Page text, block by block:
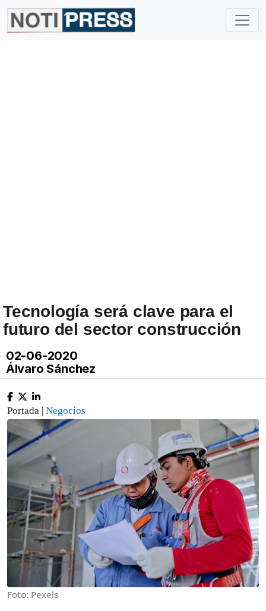
Tecnología será clave para el
futuro del sector construcción
02-06-2020
Álvaro Sánchez
Portada | Negocios
Foto: Pexels